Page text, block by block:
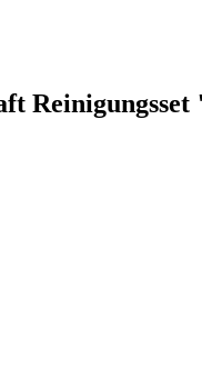
Reinigungsset